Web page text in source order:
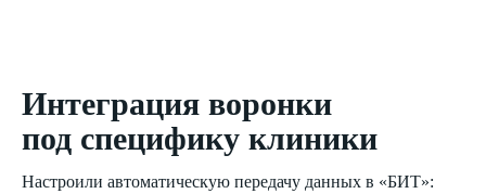
Интеграция воронки
под специфику клиники
Настроили автоматическую передачу данных в «БИТ»: